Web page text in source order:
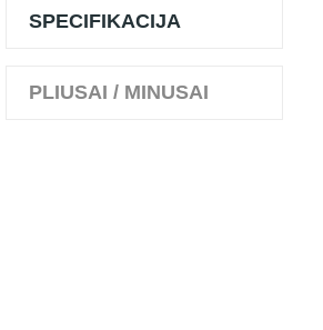
SPECIFIKACIJA
PLIUSAI / MINUSAI